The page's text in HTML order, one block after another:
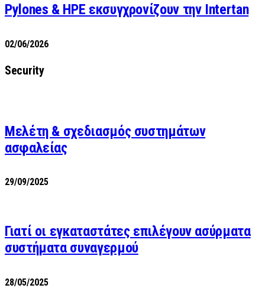
Pylones & HPE εκσυγχρονίζουν την Intertan
02/06/2026
Security
Μελέτη & σχεδιασμός συστημάτων
ασφαλείας
29/09/2025
Γιατί οι εγκαταστάτες επιλέγουν ασύρματα
συστήματα συναγερμού
28/05/2025